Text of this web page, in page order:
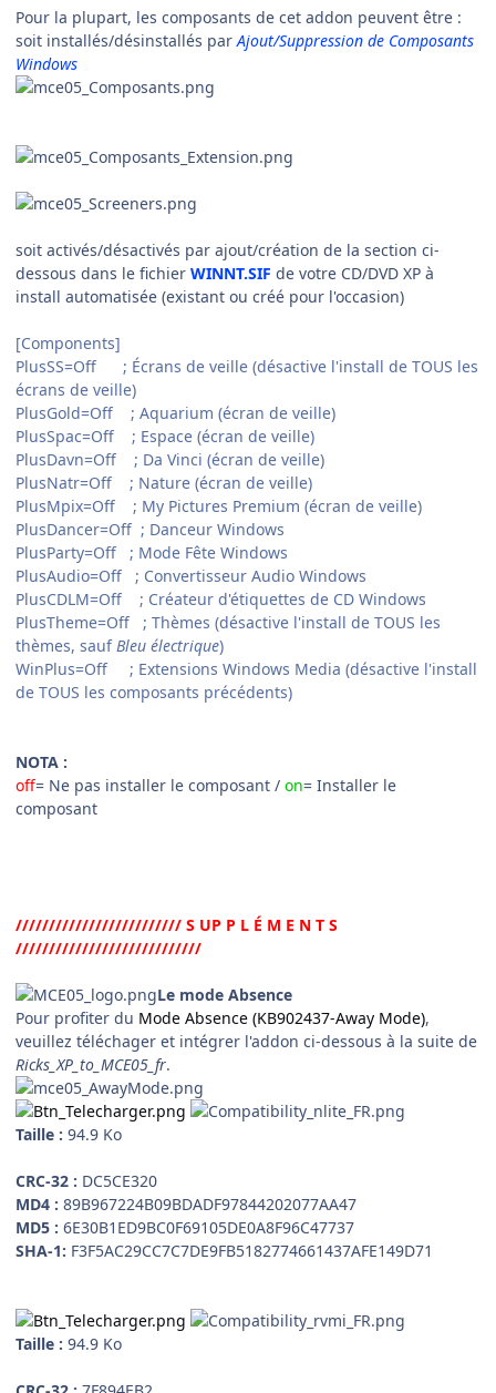
Pour la plupart, les composants de cet addon peuvent être :
soit installés/désinstallés parAjout/Suppression de Composants
Windows
soit activés/désactivés par ajout/création de la section ci-
dessous dans le fichier WINNT.SIF de votre CD/DVD XP à
install automatisée (existant ou créé pour l'occasion)
[Components]
PlusSS=Off ; Écrans de veille (désactive l'install de TOUS les
écrans de veille)
PlusGold=Off ; Aquarium (écran de veille)
PlusSpac=Off ; Espace (écran de veille)
PlusDavn=Off ; Da Vinci (écran de veille)
PlusNatr=Off ; Nature (écran de veille)
PlusMpix=Off ; My Pictures Premium (écran de veille)
PlusDancer=Off ; Danceur Windows
PlusParty=Off ; Mode Fête Windows
PlusAudio=Off ; Convertisseur Audio Windows
PlusCDLM=Off ; Créateur d'étiquettes de CD Windows
PlusTheme=Off ; Thèmes (désactive l'install de TOUS les
thèmes, saufBleu électrique)
WinPlus=Off ; Extensions Windows Media (désactive l'install
de TOUS les composants précédents)
NOTA :
off= Ne pas installer le composant / on= Installer le
composant
///////////////////////// S UP P L É M E N T S
////////////////////////////
Le mode Absence
Pour profiter du Mode Absence (KB902437-Away Mode),
veuillez téléchager et intégrer l'addon ci-dessous à la suite de
Ricks_XP_to_MCE05_fr.
Taille : 94.9 Ko
CRC-32 : DC5CE320
MD4 : 89B967224B09BDADF97844202077AA47
MD5 : 6E30B1ED9BC0F69105DE0A8F96C47737
SHA-1: F3F5AC29CC7C7DE9FB5182774661437AFE149D71
Taille : 94.9 Ko